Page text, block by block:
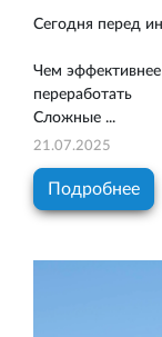
Сегодня перед
Чем
переработать
Сложные ...
21.07.2025
Подробнее